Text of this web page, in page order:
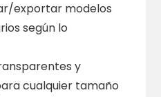
exportar modelos
según lo
y
cualquier tamaño